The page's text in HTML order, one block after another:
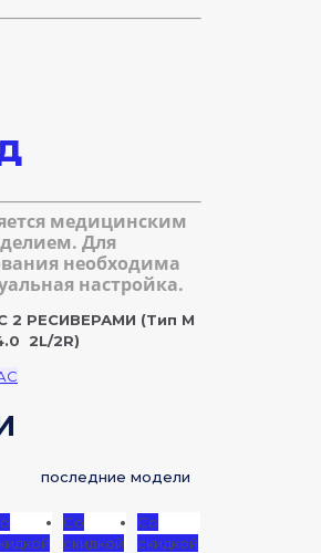
медицинским
Для
необходима
настройка.
2 РЕСИВЕРАМИ (Тип М
2L/2R)
модели
Со
скидкой
Со
скидкой